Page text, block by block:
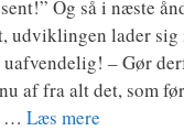
Og så i næste
udvik­lin­gen lader sig
– Gør
af fra alt det, som
… Læs mere